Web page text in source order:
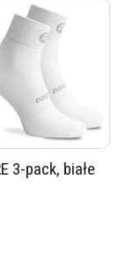
3-pack, białe